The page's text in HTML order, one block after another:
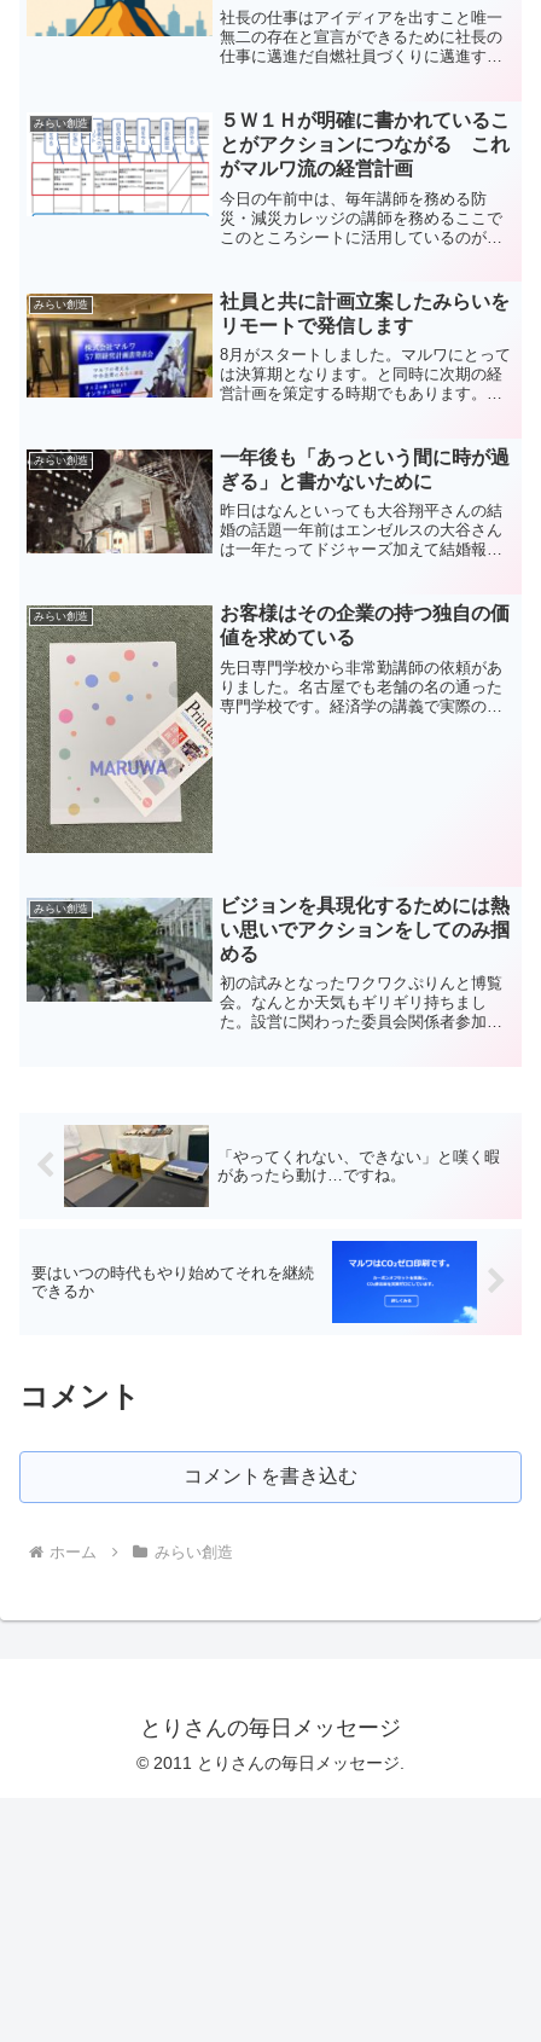
社長の仕事はアイディアを出すこと唯一
無二の存在と宣言ができるために社長の
仕事に邁進だ自燃社員づくりに邁進する
話:arrow: お宅の会社と業務提携を希望す
る会社さんがあ...
みらい創造
５Ｗ１Ｈが明確に書かれているこ
とがアクションにつながる これ
がマルワ流の経営計画
今日の午前中は、毎年講師を務める防
災・減災カレッジの講師を務めるここで
このところシートに活用しているのが冒
が社会的責任を果たしていることを「第
三者の認定」として示す制...
みらい創造
社員と共に計画立案したみらいを
リモートで発信します
8月がスタートしました。マルワにとって
は決算期となります。と同時に次期の経
営計画を策定する時期でもあります。経
た。その為に計画書策定のセミナーには
数多く受講しています。計...
みらい創造
一年後も「あっという間に時が過
ぎる」と書かないために
昨日はなんといっても大谷翔平さんの結
婚の話題一年前はエンゼルスの大谷さん
は一年たってドジャーズ加えて結婚報
知の通り札幌時計台。一年前の3月1日に
撮影したものです。ちょう...
みらい創造
お客様はその企業の持つ独自の価
値を求めている
先日専門学校から非常勤講師の依頼があ
りました。名古屋でも老舗の名の通った
専門学校です。経済学の講義で実際の経
みらい創造
ビジョンを具現化するためには熱
い思いでアクションをしてのみ掴
める
初の試みとなったワクワクぷりんと博覧
会。なんとか天気もギリギリ持ちまし
た。設営に関わった委員会関係者参加い
「やってくれない、できない」と嘆く暇
があったら動け…ですね。
要はいつの時代もやり始めてそれを継続
できるか
コメント
コメントを書き込む
ホーム みらい創造
とりさんの毎日メッセージ
© 2011 とりさんの毎日メッセージ.